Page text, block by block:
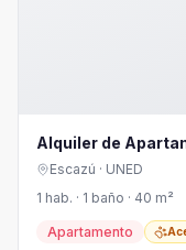
Alquiler de
y TODOS los servic
Escazú · UNED
1 hab. · 1 baño · 40 m²
Apartamento